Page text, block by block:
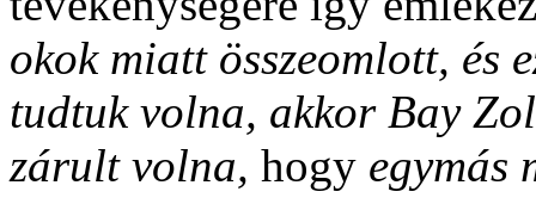
okok miatt összeomlott, és
tudtuk volna, akkor Bay
zárult volna, hogy egymás